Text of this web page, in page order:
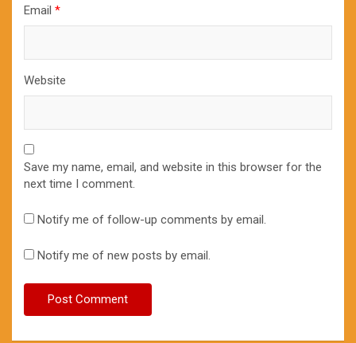
Email *
Website
Save my name, email, and website in this browser for the
next time I comment.
Notify me of follow-up comments by email.
Notify me of new posts by email.